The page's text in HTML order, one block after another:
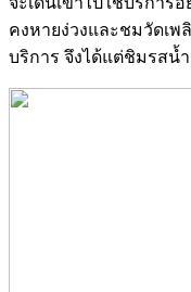
คงหายง่วงและชมวัดเ
บริการ จึงได้แต่ชิมรสน้